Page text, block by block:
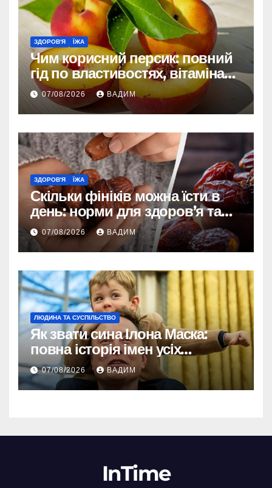
ЗДОРОВ'Я ЇЖА
Чим корисний персик: повний
гід по властивостях, вітамінах і
впливі на організм
07/08/2026 ВАДИМ
ЗДОРОВ'Я ЇЖА
Скільки фініків можна їсти в
день: норми для здоров’я та
енергії
07/08/2026 ВАДИМ
ЛЮДИНА ТА СУСПІЛЬСТВО
Як звати сина Ілона Маска:
повна історія імен усіх
хлопчиків мільярдера
07/08/2026 ВАДИМ
InTime